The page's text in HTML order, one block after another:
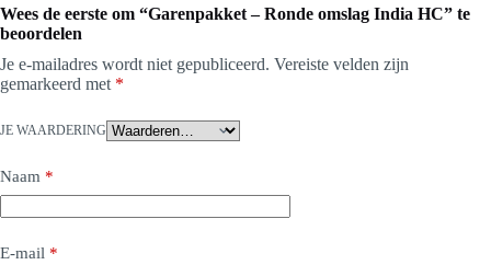
Wees de eerste om “Garenpakket – Ronde omslag India HC” te
beoordelen
Je e-mailadres wordt niet gepubliceerd. Vereiste velden zijn
gemarkeerd met *
JE WAARDERING
Naam *
E-mail *